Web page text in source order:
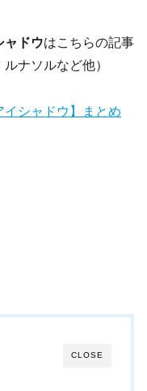
ャドウはこちらの記事
ナソルなど他）
イシャドウ】まとめ
CLOSE